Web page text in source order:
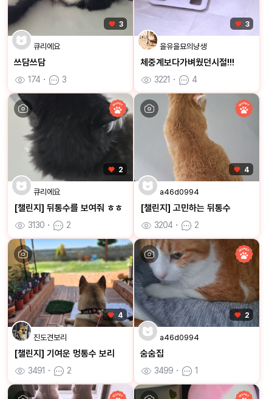
3
큐리에요
쓰담쓰담
174 ㆍ 3
3
을유을묘의냥생
체중계보다가벼웠던시절!!!
3221 ㆍ 4
2
큐리에요
[챌린지] 뒤통수를 보여줘 ㅎㅎ
3130 ㆍ 2
4
a46d0994
[챌린지] 고민하는 뒤통수
3204 ㆍ 2
4
진도견보리
[챌린지] 기여운 멍통수 보리
3491 ㆍ 2
2
a46d0994
숨숨집
3499 ㆍ 1